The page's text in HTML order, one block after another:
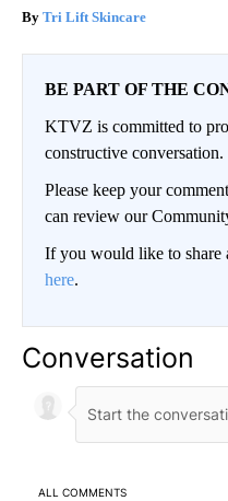
Tri Lift Skincare
BE PART OF THE
KTVZ is committed to
constructive conversation.
Please keep your
can review our
If you would like to share
here.
Conversation
ALL COMMENTS